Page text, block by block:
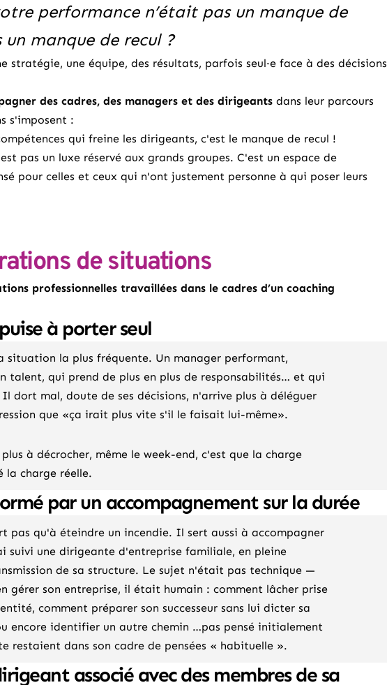
performance n’était pas un manque de
manque de recul ?
stratégie, une équipe, des résultats, parfois seul·e face à des décisions
des cadres, des managers et des dirigeants dans leur parcours
s'imposent :
qui freine les dirigeants, c'est le manque de recul !
pas un luxe réservé aux grands groupes. C'est un espace de
pour celles et ceux qui n'ont justement personne à qui poser leurs
de situations
professionnelles travaillées dans le cadres d’un coaching
à porter seul
situation la plus fréquente. Un manager performant,
talent, qui prend de plus en plus de responsabilités… et qui
dort mal, doute de ses décisions, n'arrive plus à déléguer
que «ça irait plus vite s'il le faisait lui-même».
à décrocher, même le week-end, c'est que la charge
la charge réelle.
par un accompagnement sur la durée
pas qu'à éteindre un incendie. Il sert aussi à accompagner
suivi une dirigeante d'entreprise familiale, en pleine
de sa structure. Le sujet n'était pas technique —
gérer son entreprise, il était humain : comment lâcher prise
comment préparer son successeur sans lui dicter sa
encore identifier un autre chemin …pas pensé initialement
restaient dans son cadre de pensées « habituelle ».
associé avec des membres de sa